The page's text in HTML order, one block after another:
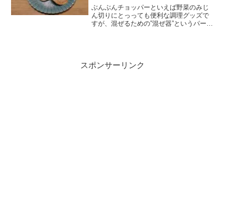
ぶんぶんチョッパーといえば野菜のみじ
ん切りにとっっても便利な調理グッズで
すが、混ぜるための”混ぜ器”というパーツ
スポンサーリンク